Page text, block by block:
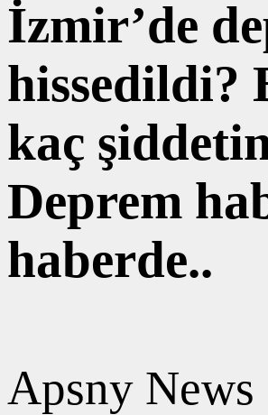
İzmir’de
hissedildi?
kaç
Deprem
haberde..
Apsny News